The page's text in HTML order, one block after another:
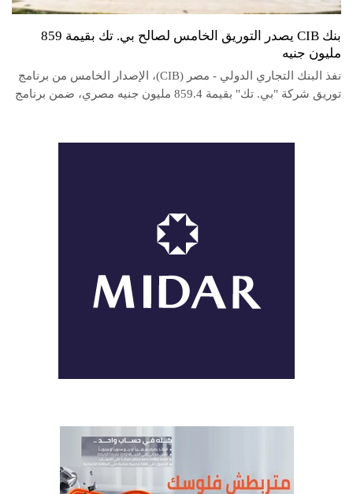
بنك CIB يصدر التوريق الخامس لصالح بي. تك بقيمة 859
مليون جنيه
نفذ البنك التجاري الدولي - مصر (CIB)، الإصدار الخامس من برنامج
توريق شركة "بي. تك" بقيمة 859.4 مليون جنيه مصري، ضمن برنامج